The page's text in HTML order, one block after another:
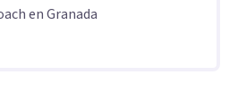
gratuita para explorar
en Granada